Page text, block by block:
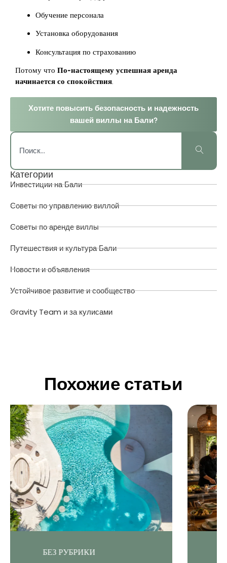
Обучение персонала
Установка оборудования
Консультация по страхованию
Потому что По-настоящему успешная аренда
начинается со спокойствия.
Хотите повысить безопасность и надежность
вашей виллы на Бали?
Категории
Инвестиции на Бали
Советы по управлению виллой
Советы по аренде виллы
Путешествия и культура Бали
Новости и объявления
Устойчивое развитие и сообщество
Gravity Team и за кулисами
Похожие статьи
СОВЕТЫ ПО АРЕНДЕ ВИЛЛЫ